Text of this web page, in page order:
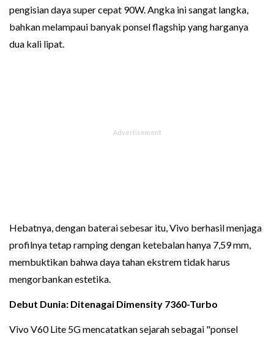
pengisian daya super cepat 90W. Angka ini sangat langka,
bahkan melampaui banyak ponsel flagship yang harganya
dua kali lipat.
Hebatnya, dengan baterai sebesar itu, Vivo berhasil menjaga
profilnya tetap ramping dengan ketebalan hanya 7,59 mm,
membuktikan bahwa daya tahan ekstrem tidak harus
mengorbankan estetika.
Debut Dunia: Ditenagai Dimensity 7360-Turbo
Vivo V60 Lite 5G mencatatkan sejarah sebagai "ponsel